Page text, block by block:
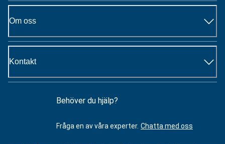
Om oss
Kontakt
Behöver du hjälp?
Fråga en av våra experter. Chatta med oss